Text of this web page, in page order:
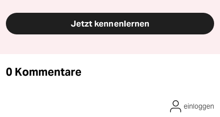
Jetzt kennenlernen
0 Kommentare
einloggen